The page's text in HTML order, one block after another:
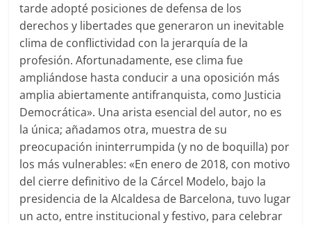
tarde adopté posiciones de defensa de los
derechos y libertades que generaron un inevitable
clima de conflictividad con la jerarquía de la
profesión. Afortunadamente, ese clima fue
ampliándose hasta conducir a una oposición más
amplia abiertamente antifranquista, como Justicia
Democrática». Una arista esencial del autor, no es
la única; añadamos otra, muestra de su
preocupación ininterrumpida (y no de boquilla) por
los más vulnerables: «En enero de 2018, con motivo
del cierre definitivo de la Cárcel Modelo, bajo la
presidencia de la Alcaldesa de Barcelona, tuvo lugar
un acto, entre institucional y festivo, para celebrar